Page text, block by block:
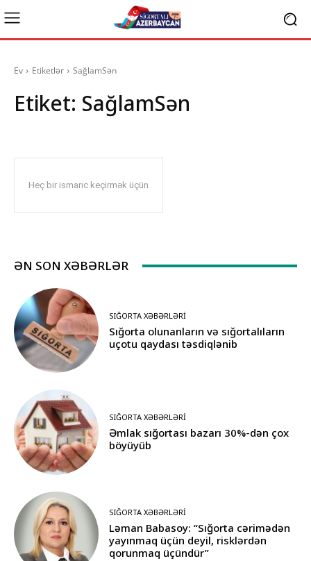
Ev Etiketlər SağlamSən
Etiket: SağlamSən
Heç bir ismarıc keçirmək üçün
ƏN SON XƏBƏRLƏR
SIĞORTA XƏBƏRLƏRI
Sığorta olunanların və sığortalıların
uçotu qaydası təsdiqlənib
SIĞORTA XƏBƏRLƏRI
Əmlak sığortası bazarı 30%-dən çox
böyüyüb
SIĞORTA XƏBƏRLƏRI
Ləman Babasoy: “Sığorta cərimədən
yayınmaq üçün deyil, risklərdən
qorunmaq üçündür”